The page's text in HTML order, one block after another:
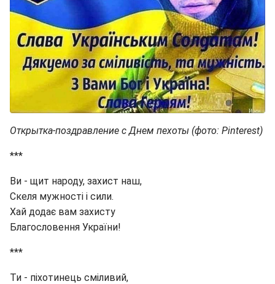
Открытка-поздравление с Днем пехоты (фото: Pinterest)
***
Ви - щит народу, захист наш,
Скеля мужності і сили.
Хай додає вам захисту
Благословення України!
***
Ти - піхотинець сміливий,